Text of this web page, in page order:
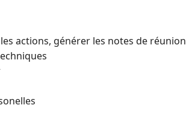
actions, générer les notes de réunion